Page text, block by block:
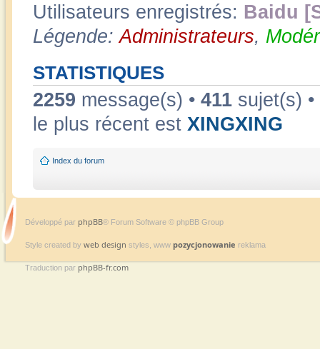
Utilisateurs enregistrés: Baidu
Légende:Administrateurs,
STATISTIQUES
2259 message(s) • 411 sujet(s) •
le plus récent est XINGXING
Index du forum
Développé par phpBB® Forum Software © phpBB Group
Style created by web design styles, www pozycjonowanie reklama
Traduction par phpBB-fr.com